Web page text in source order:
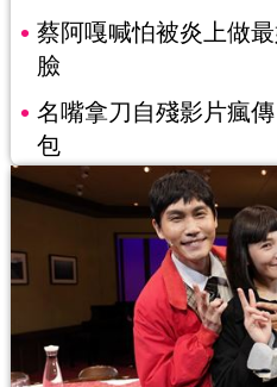
蔡阿嘎喊怕被炎上做
臉
名嘴拿刀自殘影片瘋
包